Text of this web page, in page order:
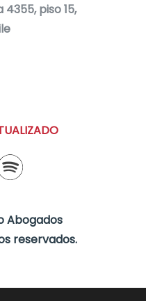
piso 15,
Abogados
reservados.